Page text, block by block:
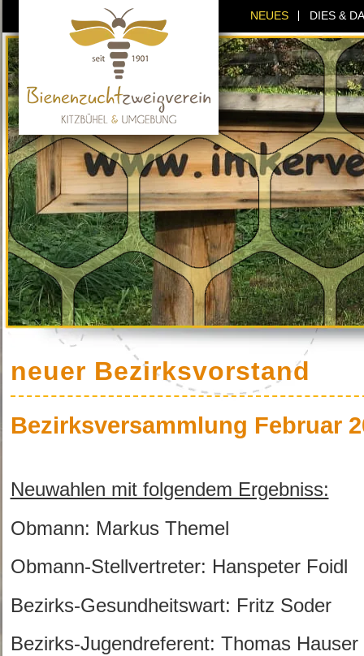
NEUES DIES &
neuer Bezirksvorstand
Bezirksversammlung Februar
Neuwahlen mit folgendem Ergebniss:
Obmann: Markus Themel
Obmann-Stellvertreter: Hanspeter
Bezirks-Gesundheitswart: Fritz Soder
Bezirks-Jugendreferent: Thomas Hauser